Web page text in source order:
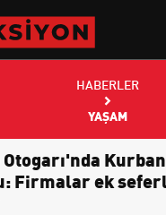
HABERLER
YAŞAM
Firmalar ek